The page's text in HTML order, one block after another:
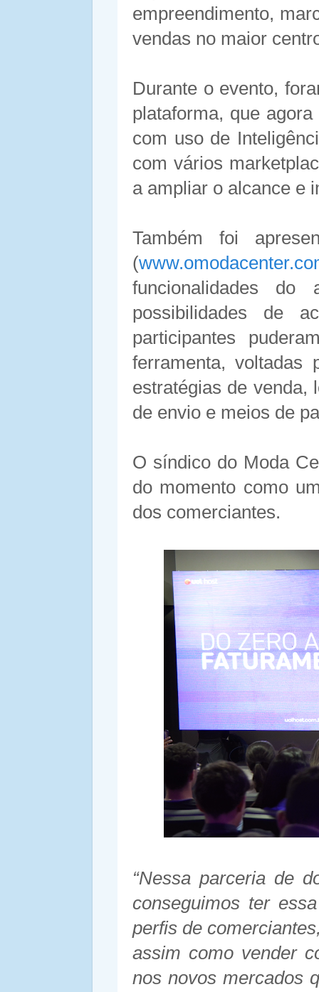
empreendimento,
vendas no maior
Durante o evento,
plataforma, que
com uso de
com vários
a ampliar o alcance e
Também foi
(
funcionalidades do
possibilidades de
participantes
ferramenta, voltadas
estratégias de venda,
de envio e meios de
O síndico do Moda
do momento como
dos comerciantes.
“Nessa parceria de
conseguimos ter
perfis de
assim como vender
nos novos mercados